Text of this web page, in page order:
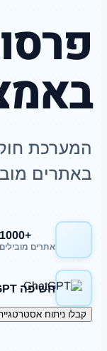
המערכת
באתרים
+1000
אתרים מובילים
חשיפה ChatGPT
קבלו ניתוח